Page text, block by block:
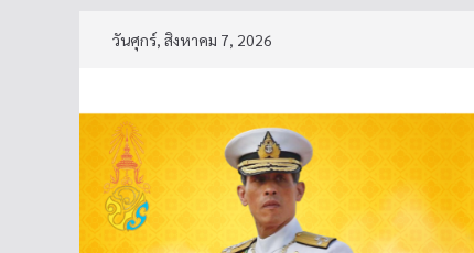
วันศุกร์, สิงหาคม 7, 2026